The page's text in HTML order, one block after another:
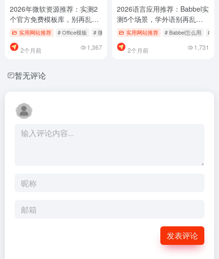
2026年微软资源推荐：实测2
个官方免费模板库，别再乱找
了 实用网站推荐 # Office模板 # 微软资源 # 微软资源哪个好用
2个月前 1,367
2026语言应用推荐：Babbel实
测5个场景，学外语别再乱找
了 实用网站推荐 # Babbel怎么用 # 外
2个月前 1,731
暂无评论
发表评论